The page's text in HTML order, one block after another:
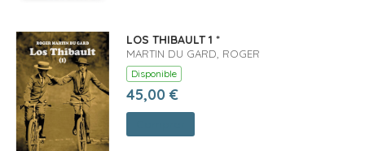
LOS THIBAULT 1 *
MARTIN DU GARD, ROGER
Disponible
45,00 €